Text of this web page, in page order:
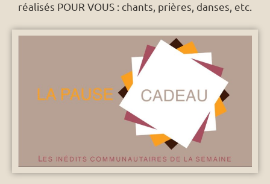
réalisés POUR VOUS : chants, prières, danses, etc.